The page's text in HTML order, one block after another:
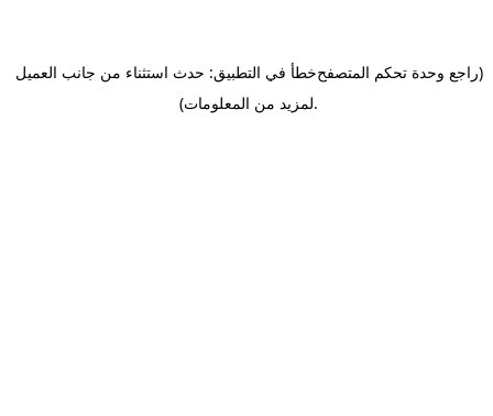
خطأ في التطبيق: حدث استثناء من جانب العميل(راجع وحدة تحكم المتصفح
لمزيد من المعلومات).